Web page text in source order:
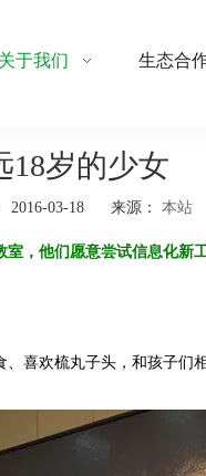
关于我们 生态合
18岁的少女
03-18 来源： 本站
，他们愿意尝试信息化新
喜欢梳丸子头，和孩子们